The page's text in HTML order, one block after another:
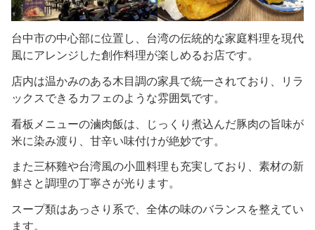
台中市の中心部に位置し、台湾の伝統的な家庭料理を現代
風にアレンジした創作料理が楽しめるお店です。
店内は温かみのある木目調の家具で統一されており、リラ
ックスできるカフェのような雰囲気です。
看板メニューの滷肉飯は、じっくり煮込んだ豚肉の旨味が
米に染み渡り、甘辛い味付けが絶妙です。
また三杯雞や台湾風の小皿料理も充実しており、素材の新
鮮さと調理の丁寧さが光ります。
スープ類はあっさり系で、全体の味のバランスを整えてい
ます。